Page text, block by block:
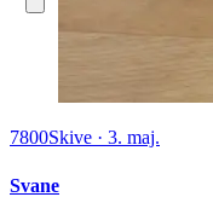
7800Skive · 3. maj.
Svane